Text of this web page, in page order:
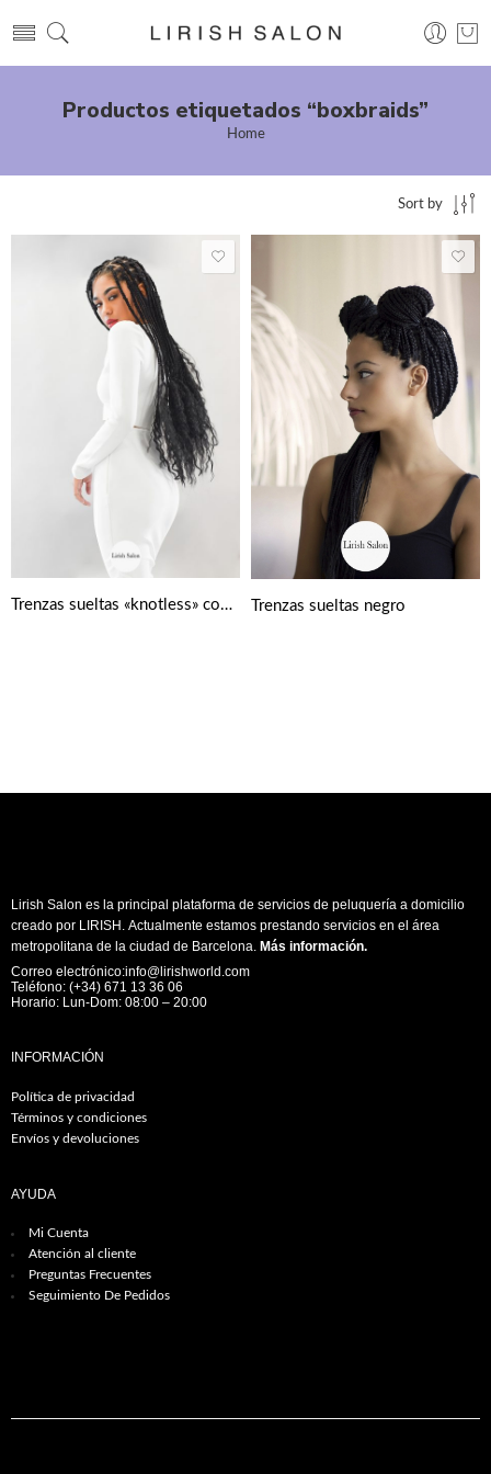
Productos etiquetados “boxbraids”
Home
Sort by
Trenzas sueltas «knotless» con puntas rizadas Trenzas sueltas negro
Lirish Salon es la principal plataforma de servicios de peluquería a domicilio
creado por LIRISH. Actualmente estamos prestando servicios en el área
metropolitana de la ciudad de Barcelona. Más información.
Correo electrónico:info@lirishworld.com
Teléfono: (+34) 671 13 36 06
Horario: Lun-Dom: 08:00 – 20:00
INFORMACIÓN
Política de privacidad
Términos y condiciones
Envíos y devoluciones
AYUDA
Mi Cuenta
Atención al cliente
Preguntas Frecuentes
Seguimiento De Pedidos